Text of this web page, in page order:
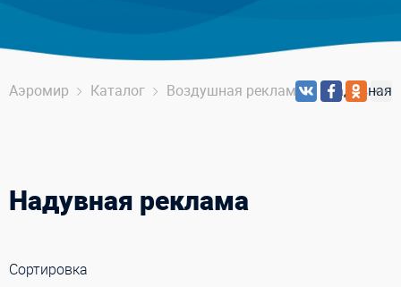
Аэромир Каталог Воздушная реклама Надувная
Надувная реклама
Сортировка